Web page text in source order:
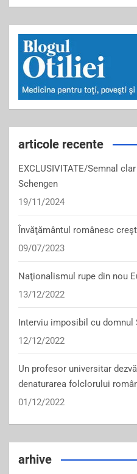
articole recente
EXCLUSIVITATE/Semnal
Schengen
19/11/2024
Învăţământul românesc
09/07/2023
Naţionalismul rupe din nou
13/12/2022
Interviu imposibil cu domnul
12/12/2022
Un profesor universitar
denaturarea folclorului
01/12/2022
arhive